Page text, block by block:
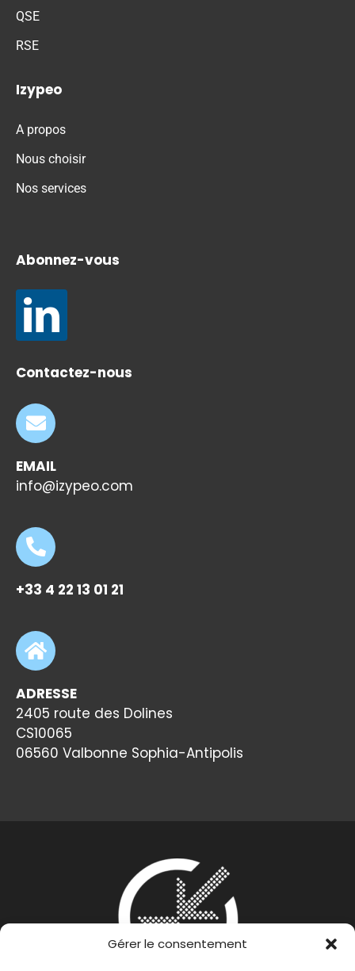
Gérer le consentement
QSE
RSE
Izypeo
A propos
Nous choisir
Nos services
Abonnez-vous
Contactez-nous
EMAIL
info@izypeo.com
+33 4 22 13 01 21
ADRESSE
2405 route des Dolines
CS10065
06560 Valbonne Sophia-Antipolis